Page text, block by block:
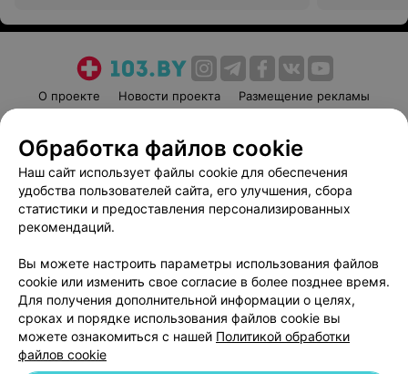
О проекте Новости проекта
Размещение рекламы
Пользовательское соглашение
Способы оплаты
Вакансии
Партнеры
Написать руководителю 103.by
Обработка персональных данных
Обработка файлов cookie
Наш сайт использует файлы cookie для обеспечения
удобства пользователей сайта, его улучшения, сбора
статистики и предоставления персонализированных
рекомендаций.
Вы можете настроить параметры использования файлов
cookie или изменить свое согласие в более позднее время.
Для получения дополнительной информации о целях,
сроках и порядке использования файлов cookie вы
можете ознакомиться с нашей Политикой обработки
файлов cookie